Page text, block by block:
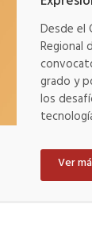
Desde el
Regional
grado y
los
Ver